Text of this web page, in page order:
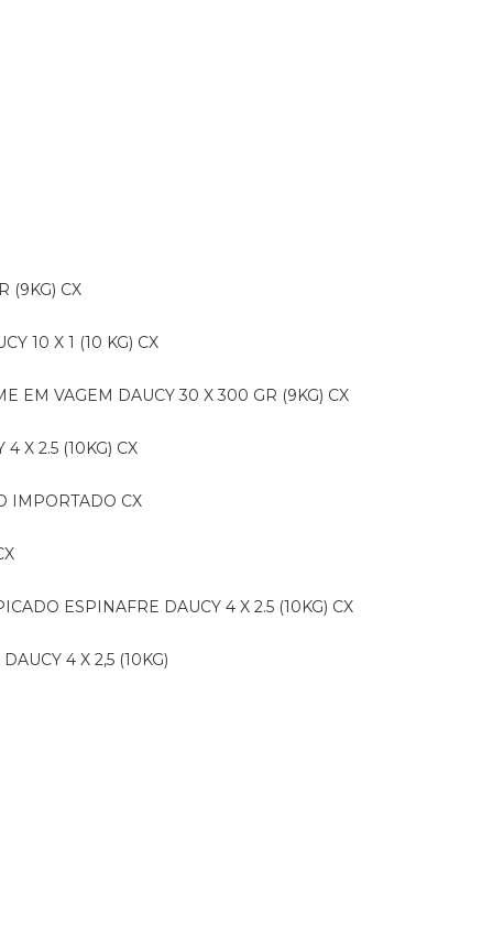
(9KG) CX
10 X 1 (10 KG) CX
EM VAGEM DAUCY 30 X 300 GR (9KG) CX
4 X 2.5 (10KG) CX
IMPORTADO CX
PICADO ESPINAFRE DAUCY 4 X 2.5 (10KG) CX
4 X 2,5 (10KG)